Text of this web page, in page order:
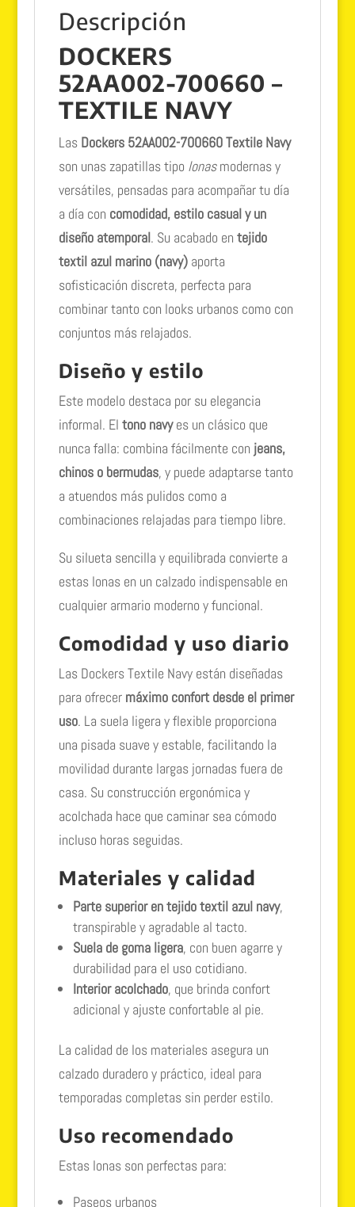
Descripción
DOCKERS
52AA002-700660 –
TEXTILE NAVY
Las Dockers 52AA002-700660 Textile Navy
son unas zapatillas tipo lonasmodernas y
versátiles, pensadas para acompañar tu día
a día con comodidad, estilo casual y un
diseño atemporal. Su acabado en tejido
textil azul marino (navy)aporta
sofisticación discreta, perfecta para
combinar tanto con looks urbanos como con
conjuntos más relajados.
Diseño y estilo
Este modelo destaca por su elegancia
informal. El tono navyes un clásico que
nunca falla: combina fácilmente con jeans,
chinos o bermudas, y puede adaptarse tanto
a atuendos más pulidos como a
combinaciones relajadas para tiempo libre.
Su silueta sencilla y equilibrada convierte a
estas lonas en un calzado indispensable en
cualquier armario moderno y funcional.
Comodidad y uso diario
Las Dockers Textile Navy están diseñadas
para ofrecer máximo confort desde el primer
uso. La suela ligera y flexible proporciona
una pisada suave y estable, facilitando la
movilidad durante largas jornadas fuera de
casa. Su construcción ergonómica y
acolchada hace que caminar sea cómodo
incluso horas seguidas.
Materiales y calidad
Parte superior en tejido textil azul navy,
transpirable y agradable al tacto.
Suela de goma ligera, con buen agarre y
durabilidad para el uso cotidiano.
Interior acolchado, que brinda confort
adicional y ajuste confortable al pie.
La calidad de los materiales asegura un
calzado duradero y práctico, ideal para
temporadas completas sin perder estilo.
Uso recomendado
Estas lonas son perfectas para:
Paseos urbanos